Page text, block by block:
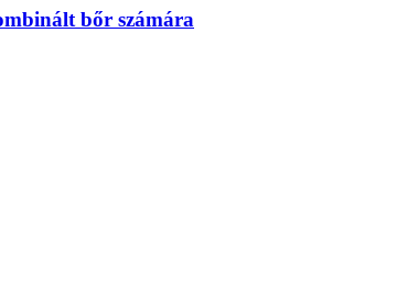
bőr számára